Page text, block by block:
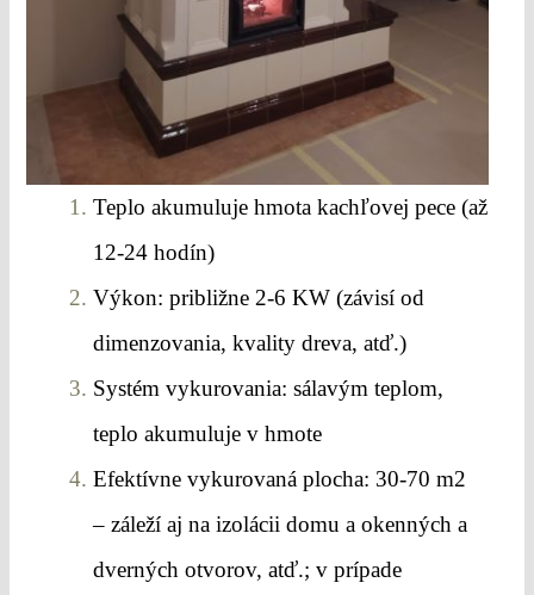
Teplo akumuluje hmota kachľovej pece (až
12-24 hodín)
Výkon: približne 2-6 KW (závisí od
dimenzovania, kvality dreva, atď.)
Systém vykurovania: sálavým teplom,
teplo akumuluje v hmote
Efektívne vykurovaná plocha: 30-70 m2
– záleží aj na izolácii domu a okenných a
dverných otvorov, atď.; v prípade